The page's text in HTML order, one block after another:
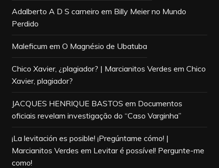
Adalberto A D S carneiro em Billy Meier no Mundo
Perdido
Maleficum em O Magnésio de Ubatuba
Chico Xavier, ¿plagiador? | Marcianitos Verdes em Chico
Xavier, plagiador?
JACQUES HENRIQUE BASTOS em Documentos
oficiais revelam investigação do “Caso Varginha”
¡La levitación es posible! ¡Pregúntame cómo! |
Marcianitos Verdes em Levitar é possível! Pergunte-me
como!